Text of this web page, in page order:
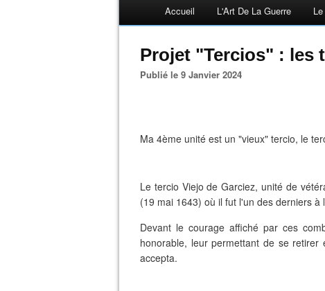
Accueil L'Art De La Guerre
Projet "Tercios" : les
Publié le 9 Janvier 2024
Ma 4ème unité est un "vieux" tercio, le
Le tercio Viejo de Garciez, unité de
(19 mai 1643) où il fut l'un des derniers
Devant le courage affiché par ces
honorable, leur permettant de se
accepta.